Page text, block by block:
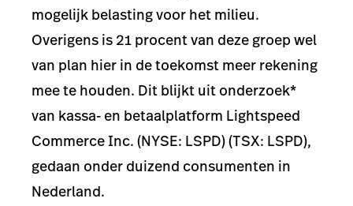
mogelijk belasting voor het milieu.
Overigens is 21 procent van deze groep wel
van plan hier in de toekomst meer rekening
mee te houden. Dit blijkt uit onderzoek*
van kassa- en betaalplatform Lightspeed
Commerce Inc. (NYSE: LSPD) (TSX: LSPD),
gedaan onder duizend consumenten in
Nederland.